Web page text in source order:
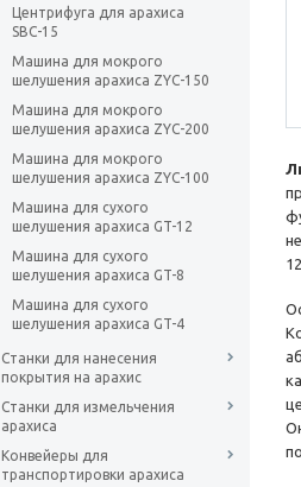
Центрифуга для арахиса
SBС-15
Машина для мокрого
шелушения арахиса ZYC-150
Машина для мокрого
шелушения арахиса ZYC-200
Машина для мокрого
шелушения арахиса ZYC-100
Машина для сухого
шелушения арахиса GT-12
Машина для сухого
шелушения арахиса GT-8
Машина для сухого
шелушения арахиса GT-4
Станки для нанесения
покрытия на арахис
Станки для измельчения
арахиса
Конвейеры для
транспортировки арахиса